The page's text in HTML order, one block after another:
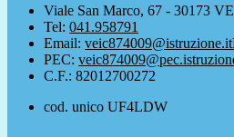
Viale San Marco, 67 - 30173
Tel: 041.958791
Email: veic874009@istruzione.it
PEC:
C.F.: 82012700272
cod. unico UF4LDW